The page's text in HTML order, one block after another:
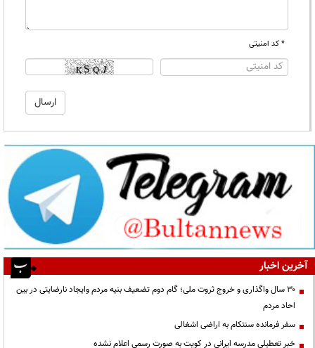
* کد امنیتی
آخرین اخبار
۳۰ سال واگذاری و خروج ثروت ملی؛ گام دوم تضعیف بنیه مردم وایجاد نارضایتی در بین
احاد مردم
سفر فرمانده سنتکام به اراضی اشغالی
خبر تعطیلی مدرسه ایرانی در کویت به صورت رسمی اعلام نشده